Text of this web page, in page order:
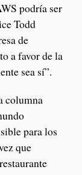
podría ser
Todd
de
a favor de la
sea sí”.
columna
para los
que